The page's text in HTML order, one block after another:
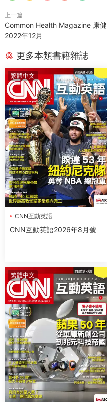
上一篇
Common Health Magazine 康健
2022年12月
更多本類書籍雜誌
繁體中文
CNN互動英語
CNN互動英語2026年8月號
繁體中文